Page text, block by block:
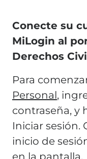
Conecte su
MiLogin al
Derechos
Para
Personal,
contraseña, y
Iniciar sesión.
inicio de
en la pantalla.